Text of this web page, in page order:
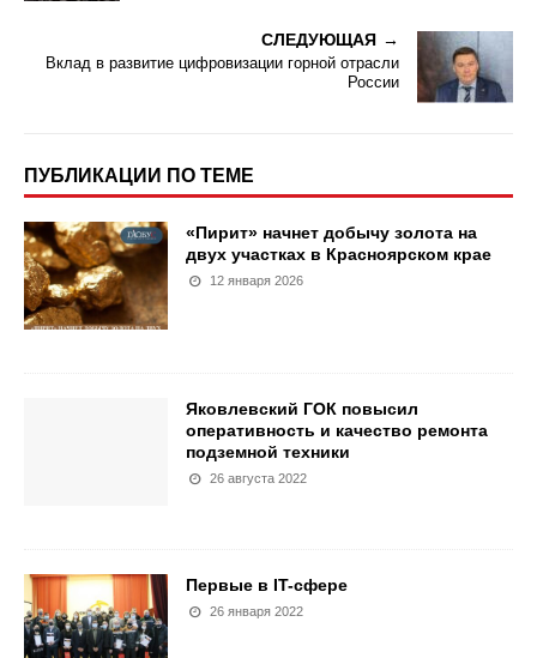
СЛЕДУЮЩАЯ
Вклад в развитие цифровизации горной отрасли
России
ПУБЛИКАЦИИ ПО ТЕМЕ
«Пирит» начнет добычу золота на
двух участках в Красноярском крае
12 января 2026
Яковлевский ГОК повысил
оперативность и качество ремонта
подземной техники
26 августа 2022
Первые в IT-сфере
26 января 2022